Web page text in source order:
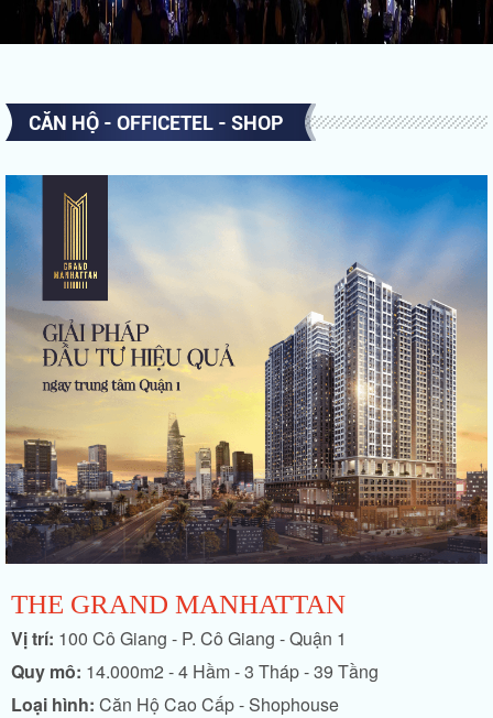
CĂN HỘ - OFFICETEL - SHOP
THE GRAND MANHATTAN
Vị trí: 100 Cô Giang - P. Cô Giang - Quận 1
Quy mô: 14.000m2 - 4 Hầm - 3 Tháp - 39 Tầng
Loại hình: Căn Hộ Cao Cấp - Shophouse